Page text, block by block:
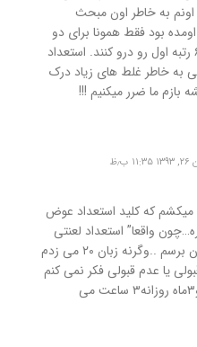
به خاطر اون مبحث
اومده بود فقط همونا برای دو
ورودی میتونن نزدیک ۵۰ تا ۶۰ رتبه اول رو درو کنند. استعداد
به خاطر غلط های زیاد درک
ما ضرر میکنیم !!!
میکشم که کلید استعداد عوض
بالا بره…چون واقعا” استعداد لعنتی
نذاشت که حتی به سوالای زبان برسم ..وگرنه زبان ۲۰ می زدم
یا عدم قبولی فکر نمی کنم
چون من سرباز بودم وهستم و۳ماه روزانه۳ ساعت می